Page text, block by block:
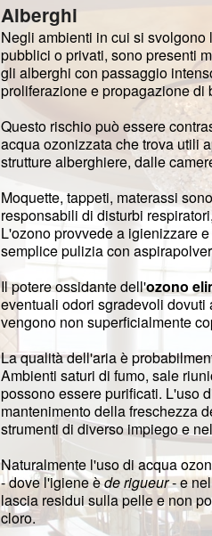
Alberghi
Negli ambienti in cui si
pubblici o privati, sono presenti
gli alberghi con passaggio
proliferazione e propagazione di
Questo rischio può essere
acqua ozonizzata che trova utili
strutture alberghiere, dalle
Moquette, tappeti, materassi
responsabili di disturbi
L'ozono provvede a igienizzare
semplice pulizia con
Il potere ossidante dell'ozono
eventuali odori sgradevoli dovuti
vengono non superficialmente
La qualità dell'aria è
Ambienti saturi di fumo, sale
possono essere purificati. L'uso
mantenimento della freschezza
strumenti di diverso impiego e
Naturalmente l'uso di acqua
- dove l'igiene ède rigueur- e
lascia residui sulla pelle e non
cloro.